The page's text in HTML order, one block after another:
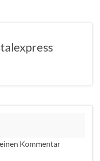
Kommentar